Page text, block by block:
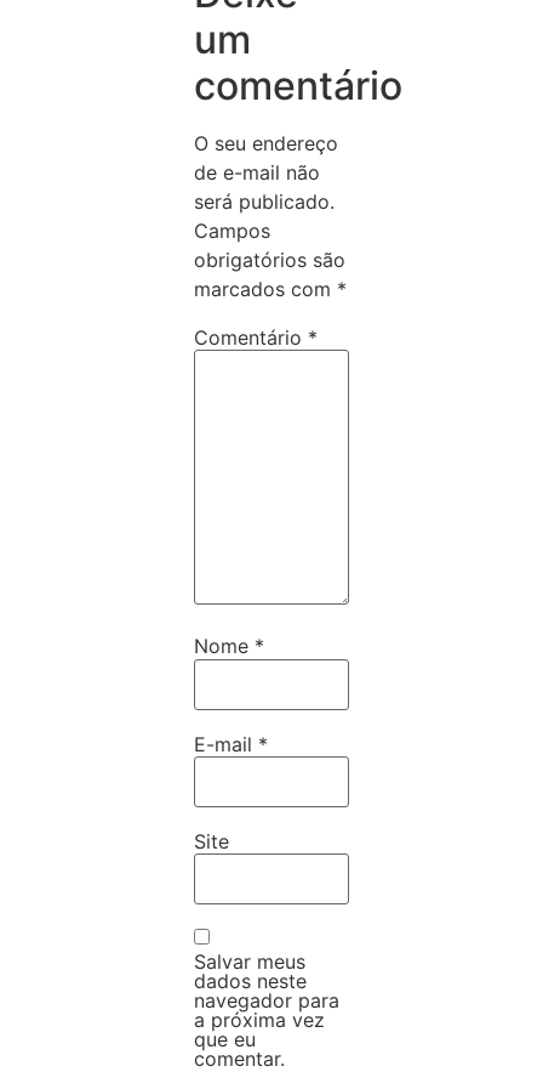
um
comentário
O seu endereço
de e-mail não
será publicado.
Campos
obrigatórios são
marcados com *
Comentário *
Nome *
E-mail *
Site
Salvar meus
dados neste
navegador para
a próxima vez
que eu
comentar.